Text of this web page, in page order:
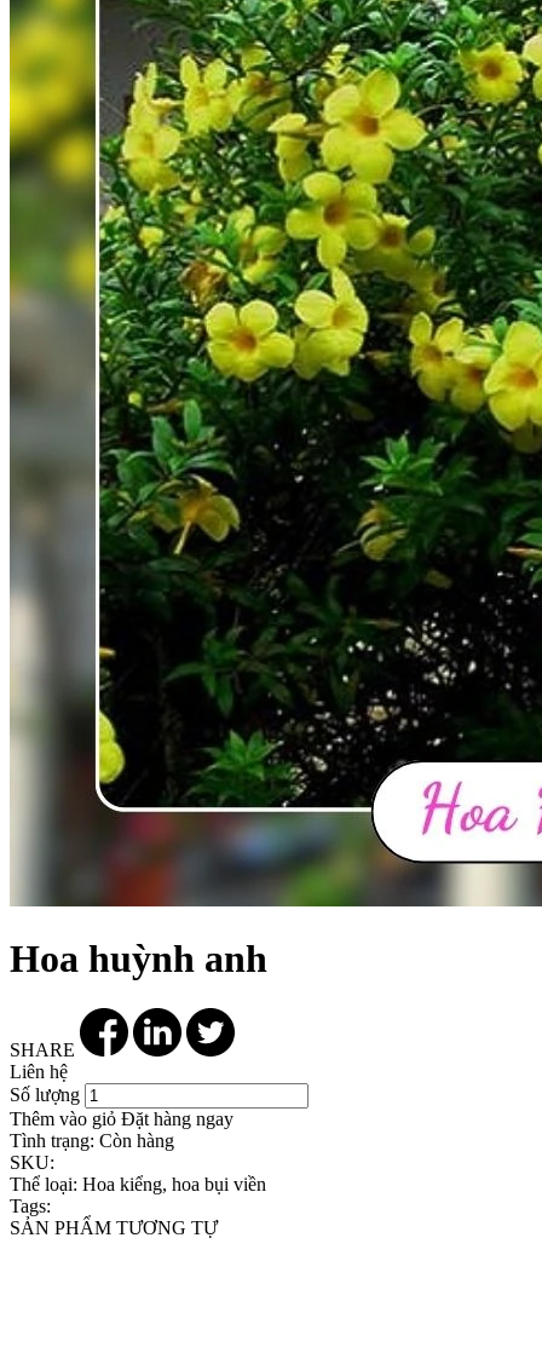
Hoa huỳnh anh
SHARE
Liên hệ
Số lượng
Thêm vào giỏ Đặt hàng ngay
Tình trạng: Còn hàng
SKU:
Thể loại: Hoa kiểng, hoa bụi viền
Tags:
SẢN PHẨM TƯƠNG TỰ